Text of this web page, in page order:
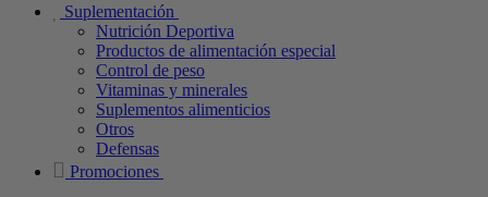
Suplementación
Nutrición Deportiva
Productos de alimentación especial
Control de peso
Vitaminas y minerales
Suplementos alimenticios
Otros
Defensas
Promociones